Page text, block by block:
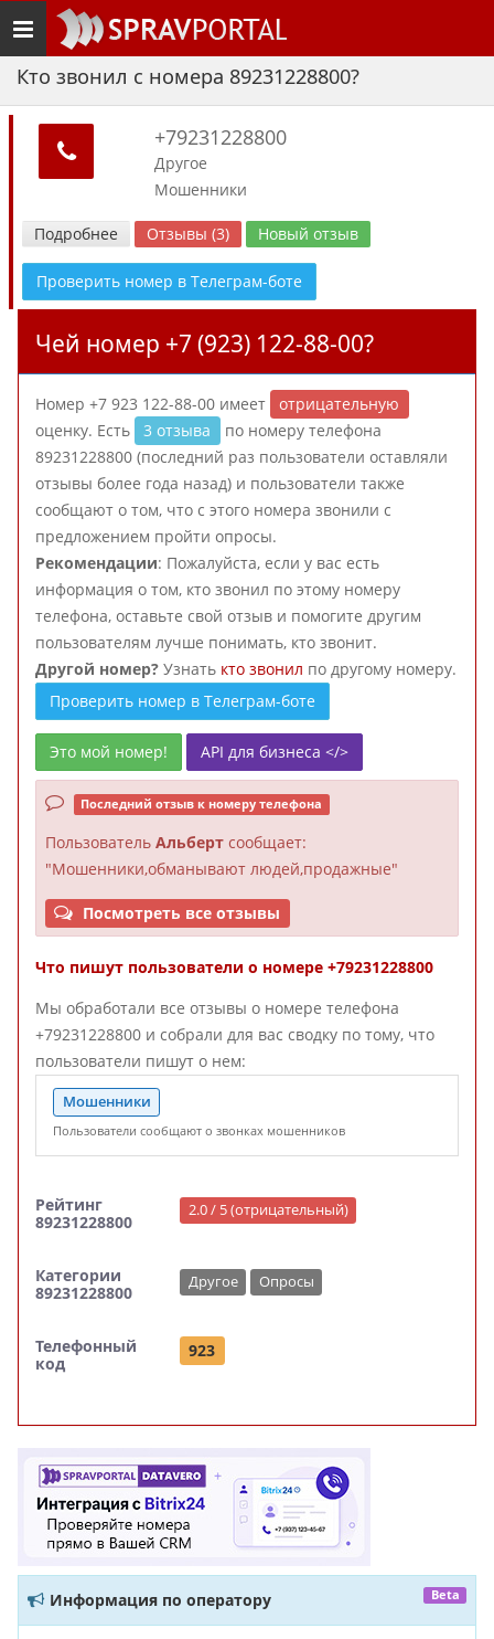
Toggle
navigation
Кто звонил с номера 89231228800?
+79231228800
Другое
Мошенники
Подробнее Отзывы (3) Новый отзыв
Проверить номер в Телеграм-боте
Чей номер +7 (923) 122-88-00?
Номер +7 923 122-88-00 имеет
отрицательную
оценку. Есть
3 отзыва
по номеру телефона
89231228800 (последний раз пользователи оставляли
отзывы более года назад) и пользователи также
сообщают о том, что с этого номера звонили с
предложением пройти опросы.
Рекомендации: Пожалуйста, если у вас есть
информация о том, кто звонил по этому номеру
телефона, оставьте свой отзыв и помогите другим
пользователям лучше понимать, кто звонит.
Другой номер? Узнать кто звонил по другому номеру.
Проверить номер в Телеграм-боте
Это мой номер! API для бизнеса </>
Последний отзыв к номеру телефона
Пользователь Альберт сообщает:
"Мошенники,обманывают людей,продажные"
Посмотреть все отзывы
Что пишут пользователи о номере +79231228800
Мы обработали все отзывы о номере телефона
+79231228800 и собрали для вас сводку по тому, что
пользователи пишут о нем:
Мошенники
Пользователи сообщают о звонках мошенников
Рейтинг
89231228800
2.0 / 5 (отрицательный)
Категории
89231228800
Другое Опросы
Телефонный
код
923
Информация по оператору Beta